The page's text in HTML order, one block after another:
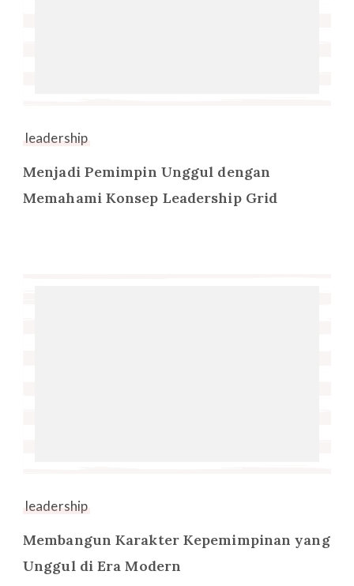
leadership
Menjadi Pemimpin Unggul dengan
Memahami Konsep Leadership Grid
leadership
Membangun Karakter Kepemimpinan yang
Unggul di Era Modern